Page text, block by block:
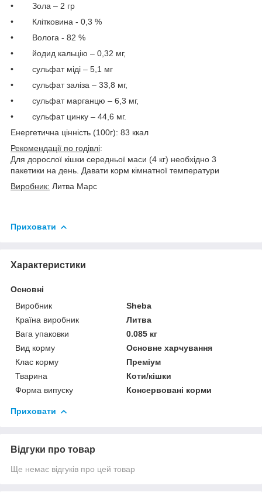
•
Зола – 2 гр
•
Клітковина - 0,3 %
•
Волога - 82 %
•
йодид кальцію – 0,32 мг,
•
сульфат міді – 5,1 мг
•
сульфат заліза – 33,8 мг,
•
сульфат марганцю – 6,3 мг,
•
сульфат цинку – 44,6 мг.
Енергетична цінність (100г): 83 ккал
Рекомендації по годівлі:
Для дорослої кішки середньої маси (4 кг) необхідно 3
пакетики на день. Давати корм кімнатної температури
Виробник: Литва Марс
Приховати
Характеристики
Основні
Виробник
Sheba
Країна виробник
Литва
Вага упаковки
0.085 кг
Вид корму
Основне харчування
Клас корму
Преміум
Тварина
Коти/кішки
Форма випуску
Консервовані корми
Приховати
Відгуки про товар
Ще немає відгуків про цей товар